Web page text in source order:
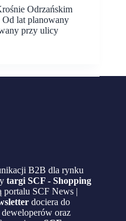
Odrzańskim
lat planowany
przy ulicy
B2B dla rynku
targi SCF - Shopping
portalu SCF News |
dociera do
oraz